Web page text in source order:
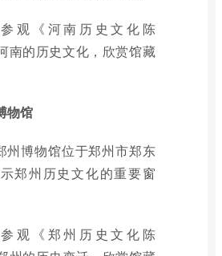
参观《河南历史文化陈
南的历史文化，欣赏馆藏
物馆
州博物馆位于郑州市郑东
郑州历史文化的重要窗
参观《郑州历史文化陈